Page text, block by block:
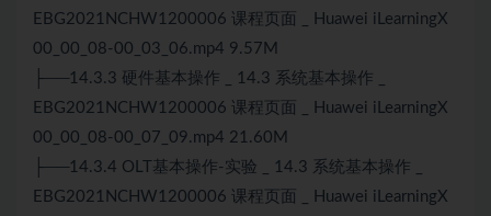
EBG2021NCHW1200006 课程页面 _ Huawei iLearningX
00_00_08-00_03_06.mp4 9.57M
├──14.3.3 硬件基本操作 _ 14.3 系统基本操作 _
EBG2021NCHW1200006 课程页面 _ Huawei iLearningX
00_00_08-00_07_09.mp4 21.60M
├──14.3.4 OLT基本操作-实验 _ 14.3 系统基本操作 _
EBG2021NCHW1200006 课程页面 _ Huawei iLearningX